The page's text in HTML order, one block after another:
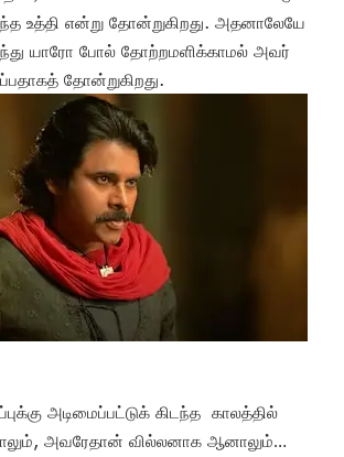
உத்தி என்று தோன்றுகிறது. அதனாலேயே
யாரோ போல் தோற்றமளிக்காமல் அவர்
தோன்றுகிறது.
அடிமைப்பட்டுக் கிடந்த காலத்தில்
அவரேதான் வில்லனாக ஆனாலும்…